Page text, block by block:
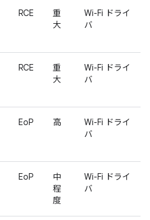
RCE
重
大
Wi-Fi ドライ
バ
RCE
重
大
Wi-Fi ドライ
バ
EoP 高
Wi-Fi ドライ
バ
EoP
中
程
度
Wi-Fi ドライ
バ